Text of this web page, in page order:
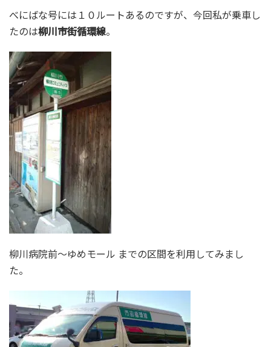
べにばな号には１０ルートあるのですが、今回私が乗車し
たのは柳川市街循環線。
柳川病院前～ゆめモール までの区間を利用してみまし
た。